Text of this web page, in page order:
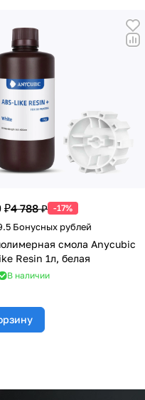
₽4 788 ₽ -17%
Бонусных рублей
смола Anycubic
Resin 1л, белая
В наличии